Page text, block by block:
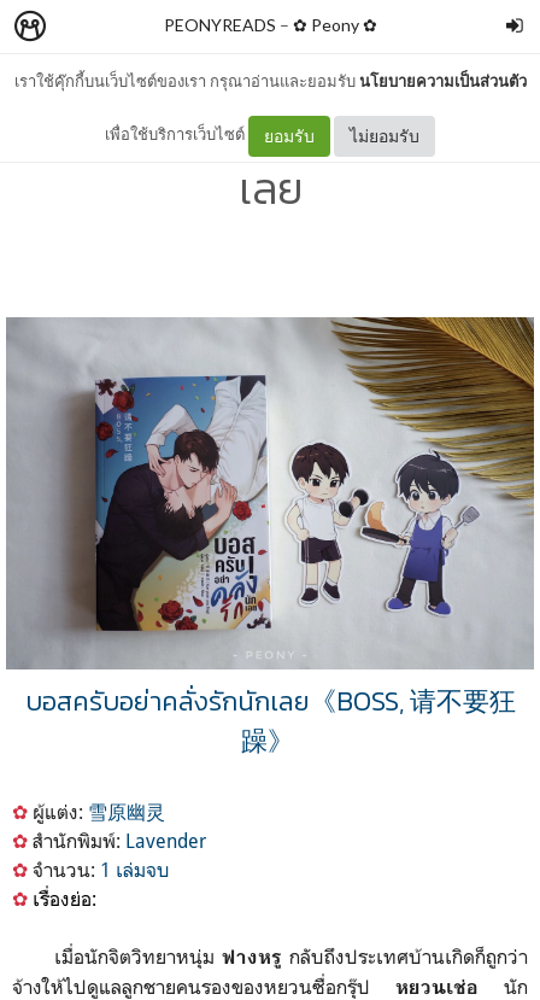
เราใช้คุ๊กกี้บนเว็บไซต์ของเรา กรุณาอ่านและยอมรับนโยบายความเป็นส่วนตัว
เพื่อใช้บริการเว็บไซต์ ยอมรับ ไม่ยอมรับ
PEONYREADS – ✿ Peony ✿
รีวิว บอสครับอย่าคลั่งรักนัก
เลย
บอสครับอย่าคลั่งรักนักเลย《BOSS, 请不要狂
躁》
✿ ผู้แต่ง: 雪原幽灵
✿ สำนักพิมพ์: Lavender
✿ จำนวน: 1 เล่มจบ
✿ เรื่องย่อ:
เมื่อนักจิตวิทยาหนุ่มฟางหรู กลับถึงประเทศบ้านเกิดก็ถูกว่า
จ้างให้ไปดูแลลูกชายคนรองของหยวนซื่อกรุ๊ป หยวนเช่อ นัก